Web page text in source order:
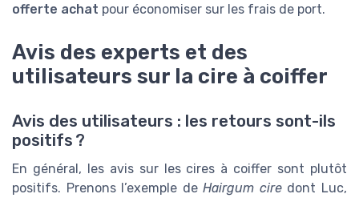
offerte achat pour économiser sur les frais de port.
Avis des experts et des
utilisateurs sur la cire à coiffer
Avis des utilisateurs : les retours sont-ils
positifs ?
En général, les avis sur les cires à coiffer sont plutôt
positifs. Prenons l’exemple deHairgum ciredont Luc,